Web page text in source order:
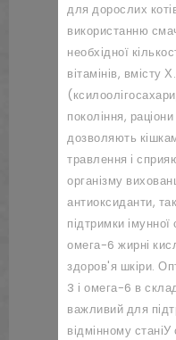
для дорослих
використанню
необхідної
вітамінів, вмісту
покоління,
дозволяють
травлення і
організму
антиоксиданти,
підтримки
омега-6 жирні
здоров'я шкіри.
3 і омега-6 в
важливий для
відмінному станіУ